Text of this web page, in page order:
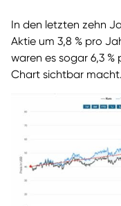
In den letzten zehn
Aktie um 3,8 % pro
waren es sogar 6,3
Chart sichtbar macht.